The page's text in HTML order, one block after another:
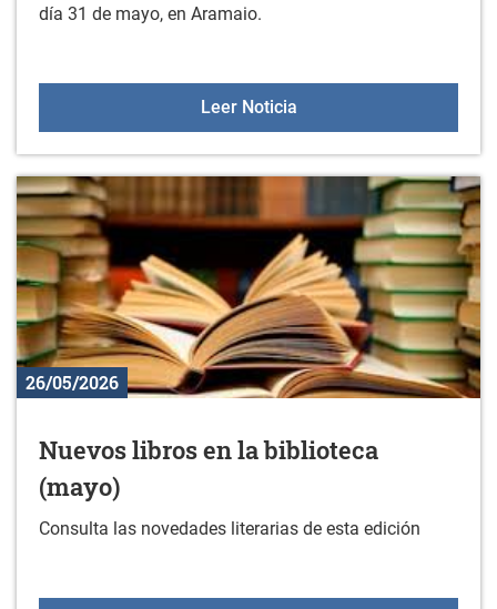
día 31 de mayo, en Aramaio.
Leer NoticiaGorbeialdea Musikaz
26/05/2026
Nuevos libros en la biblioteca
(mayo)
Consulta las novedades literarias de esta edición